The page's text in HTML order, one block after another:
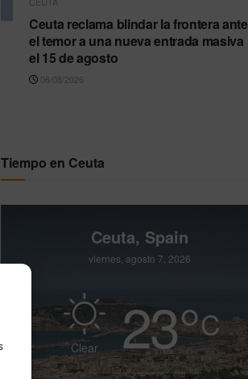
Ceuta reclama blindar la frontera ante
el temor a una nueva entrada masiva
el 15 de agosto
06/08/2026
Tiempo en Ceuta
Ceuta, Spain
viernes, agosto 7, 2026
Clear 23°C